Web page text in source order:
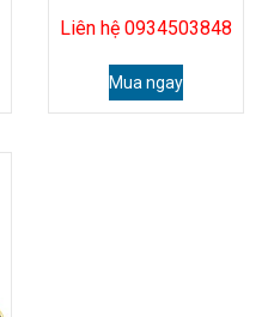
Liên hệ 0934503848
Mua ngay